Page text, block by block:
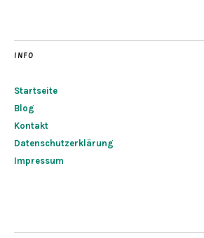
INFO
Startseite
Blog
Kontakt
Datenschutzerklärung
Impressum